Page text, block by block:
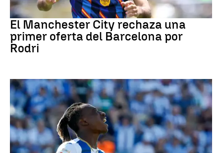
Fútbol
El Manchester City rechaza una
primer oferta del Barcelona por
Rodri